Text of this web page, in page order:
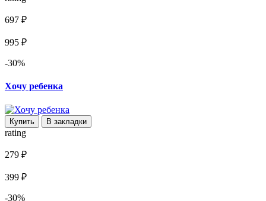
697 ₽
995 ₽
-30%
Хочу ребенка
Купить В закладки
rating
279 ₽
399 ₽
-30%